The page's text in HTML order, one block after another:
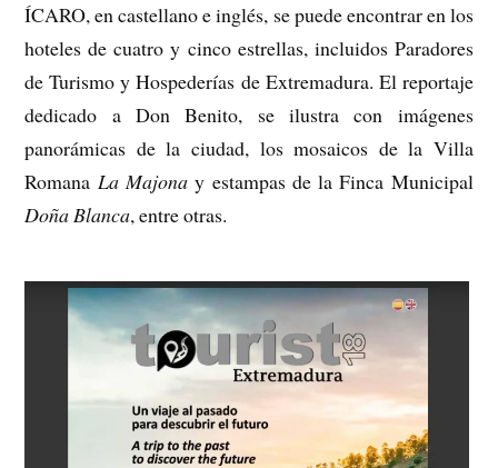
ÍCARO, en castellano e inglés, se puede encontrar en los
hoteles de cuatro y cinco estrellas, incluidos Paradores
de Turismo y Hospederías de Extremadura. El reportaje
dedicado a Don Benito, se ilustra con imágenes
panorámicas de la ciudad, los mosaicos de la Villa
Romana La Majonay estampas de la Finca Municipal
Doña Blanca, entre otras.